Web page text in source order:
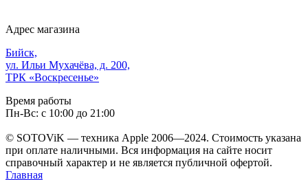
Адрес магазина
Бийск,
ул. Ильи Мухачёва, д. 200,
ТРК «Воскресенье»
Время работы
Пн-Вс: с 10:00 до 21:00
© SOTOViK — техника Apple 2006—2024. Стоимость указана
при оплате наличными. Вся информация на сайте носит
справочный характер и не является публичной офертой.
Главная